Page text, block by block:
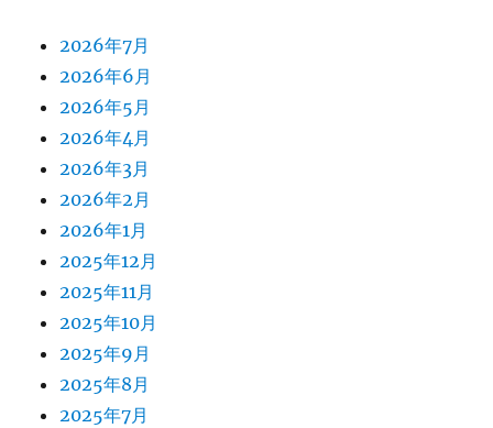
2026年7月
2026年6月
2026年5月
2026年4月
2026年3月
2026年2月
2026年1月
2025年12月
2025年11月
2025年10月
2025年9月
2025年8月
2025年7月